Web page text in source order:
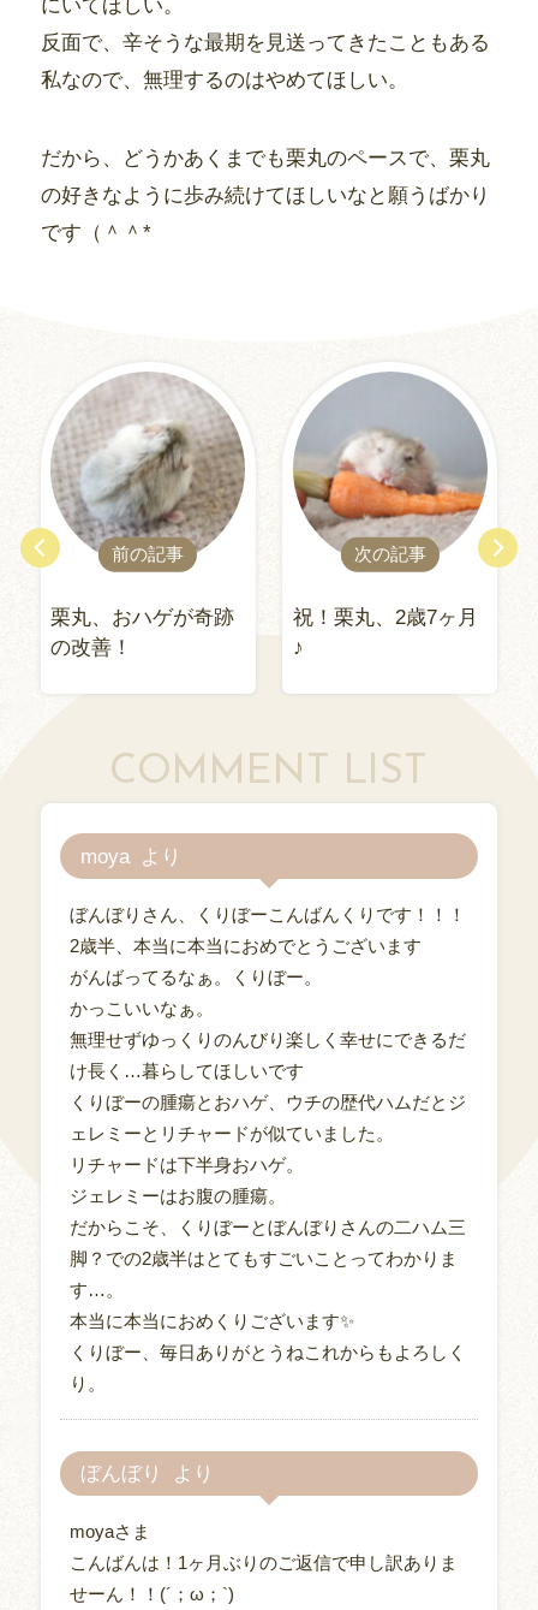
にいてほしい。
反面で、辛そうな最期を見送ってきたこともある
私なので、無理するのはやめてほしい。
だから、どうかあくまでも栗丸のペースで、栗丸
の好きなように歩み続けてほしいなと願うばかり
です（＾＾*
前の記事
栗丸、おハゲが奇跡
の改善！
次の記事
祝！栗丸、2歳7ヶ月
♪
COMMENT LIST
moya
ぼんぼりさん、くりぼーこんばんくりです！！！
2歳半、本当に本当におめでとうございます
がんばってるなぁ。くりぼー。
かっこいいなぁ。
無理せずゆっくりのんびり楽しく幸せにできるだ
け長く…暮らしてほしいです
くりぼーの腫瘍とおハゲ、ウチの歴代ハムだとジ
ェレミーとリチャードが似ていました。
リチャードは下半身おハゲ。
ジェレミーはお腹の腫瘍。
だからこそ、くりぼーとぼんぼりさんの二ハム三
脚？での2歳半はとてもすごいことってわかりま
す…。
本当に本当におめくりございます✨
くりぼー、毎日ありがとうねこれからもよろしく
り。
ぼんぼり
moyaさま
こんばんは！1ヶ月ぶりのご返信で申し訳ありま
せーん！！(´；ω；`)